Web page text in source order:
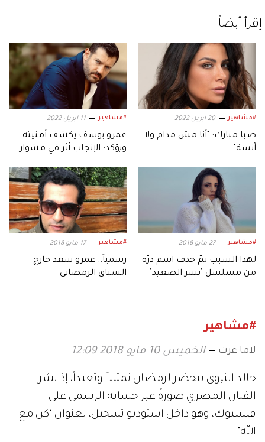
إقرأ أيضاً
#مشاهير 20 ابريل 2022
صبا مبارك: "أنا مش مدام ولا
آنسة"
#مشاهير 11 ابريل 2022
عمرو يوسف يكشف أمنيته..
ويؤكد: الإنجاب أثر في مشوار
#مشاهير 27 مايو 2018
لهذا السبب تمّ حذف اسم درّة
من مسلسل "نسر الصعيد"
#مشاهير 17 مايو 2018
رسمياً.. عمرو سعد خارج
السباق الرمضاني
#مشاهير
لاما عزت الخميس 10 مايو 2018 12:09
خالد النبوي يتحضر لرمضان تمثيلاً وتعبداً، إذ نشر
الفنان المصري صورةً عبر حسابه الرسمي على
فيسبوك، وهو داخل استوديو تسجيل، بعنوان "كن مع
الله".